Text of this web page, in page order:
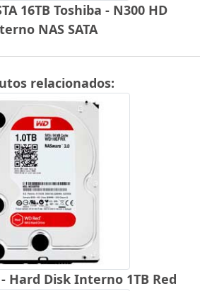
16TB Toshiba - N300 HD
NAS SATA
relacionados:
- Hard Disk Interno 1TB Red